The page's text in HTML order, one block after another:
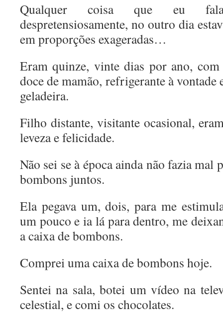
Qualquer coisa que eu
despretensiosamente, no outro dia
em proporções exageradas…
Eram quinze, vinte dias por ano,
doce de mamão, refrigerante à vontade
geladeira.
Filho distante, visitante ocasional,
leveza e felicidade.
Não sei se à época ainda não fazia mal
bombons juntos.
Ela pegava um, dois, para me
um pouco e ia lá para dentro, me
a caixa de bombons.
Comprei uma caixa de bombons hoje.
Sentei na sala, botei um vídeo na
celestial, e comi os chocolates.